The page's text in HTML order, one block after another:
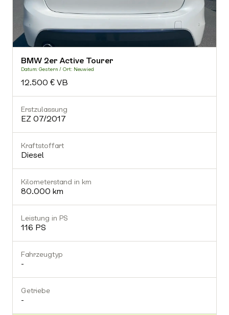
Kilometerstand in km
-
BMW 2er Active Tourer
Datum: Gestern / Ort: Neuwied
12.500 € VB
Erstzulassung
EZ 07/2017
Kraftstoffart
Diesel
Kilometerstand in km
80.000 km
Leistung in PS
116 PS
Fahrzeugtyp
-
Getriebe
-